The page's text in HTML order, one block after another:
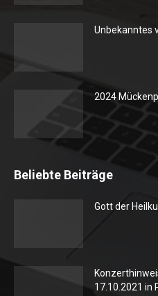
Unbekanntes
2024
Beliebte Beiträge
Gott der
17.10.2021 in